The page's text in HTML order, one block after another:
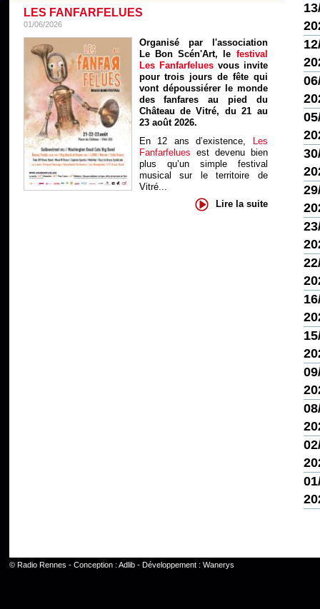
LES FANFARFELUES
01/06/2026
Organisé par l'association
Le Bon Scén'Art, le festival
Les Fanfarfelues vous invite
pour trois jours de fête qui
vont dépoussiérer le monde
des fanfares au pied du
Château de Vitré, du 21 au
23 août 2026.
En 12 ans d’existence, Les
Fanfarfelues est devenu bien
plus qu’un simple festival
musical sur le territoire de
Vitré...
Lire la suite
© Radio Rennes - Conception : Adlib- Développement : Wanerys